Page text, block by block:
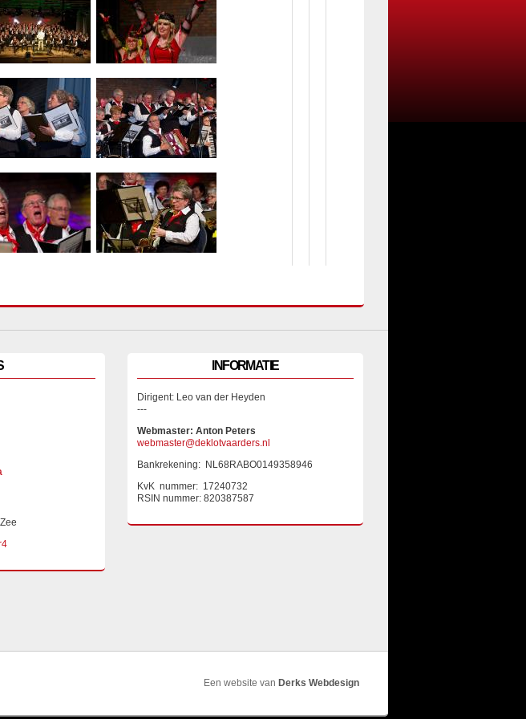
INFORMATIE
Dirigent: Leo van der Heyden
---
Webmaster: Anton Peters
webmaster@deklotvaarders.nl
Bankrekening: NL68RABO0149358946
KvK nummer: 17240732
RSIN nummer: 820387587
Een website van Derks Webdesign